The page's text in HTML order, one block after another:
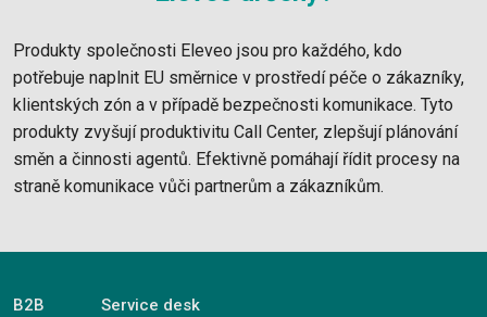
Produkty společnosti Eleveo jsou pro každého, kdo
potřebuje naplnit EU směrnice v prostředí péče o zákazníky,
klientských zón a v případě bezpečnosti komunikace. Tyto
produkty zvyšují produktivitu Call Center, zlepšují plánování
směn a činnosti agentů. Efektivně pomáhají řídit procesy na
straně komunikace vůči partnerům a zákazníkům.
B2B Service desk